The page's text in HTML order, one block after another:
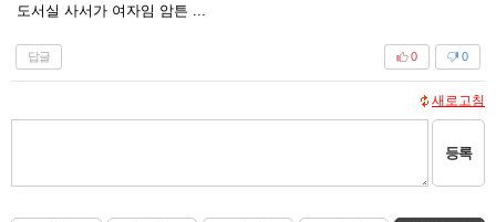
도서실 사서가 여자임 암튼 ...
답글 0
0
새로고침
등록